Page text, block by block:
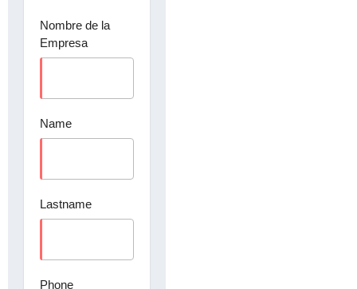
Nombre de la
Empresa
Name
Lastname
Phone